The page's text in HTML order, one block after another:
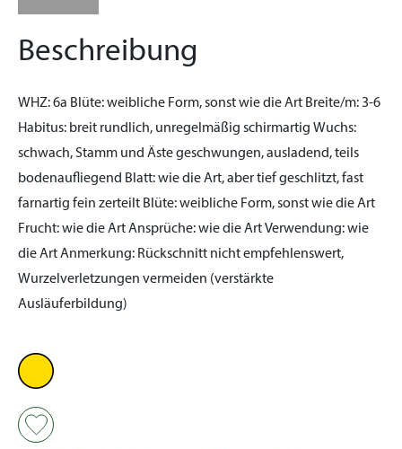
Beschreibung
WHZ:6a Blüte:weibliche Form, sonst wie die Art Breite/m:3-6
Habitus: breit rundlich, unregelmäßig schirmartig Wuchs:
schwach, Stamm und Äste geschwungen, ausladend, teils
bodenaufliegend Blatt:wie die Art, aber tief geschlitzt, fast
farnartig fein zerteilt Blüte:weibliche Form, sonst wie die Art
Frucht:wie die ArtAnsprüche:wie die ArtVerwendung:wie
die ArtAnmerkung: Rückschnitt nicht empfehlenswert,
Wurzelverletzungen vermeiden (verstärkte
Ausläuferbildung)